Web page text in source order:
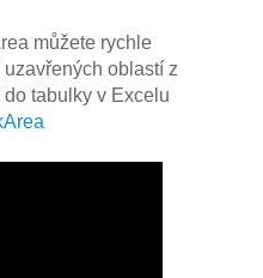
můžete rychle
oblastí z
tabulky v Excelu